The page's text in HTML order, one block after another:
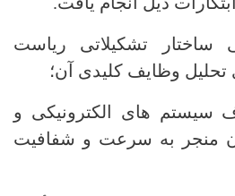
ساختار تشکیلاتی ریاست
تحلیل وظایف کلیدی آن؛
سیستم های الکترونیکی و
منجر به سرعت و شفافیت